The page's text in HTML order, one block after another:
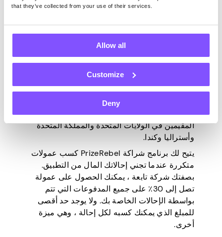
that they’ve collected from your use of their services.
Allow all
Customize
Deny
2. جائزة المتمردين
مكافآت مقابل آراء المستخدمين الصادقة حول
مواضيع مختلفة. في الأساس ، تقوم بإجراء
استطلاعات الرأي عبر الإنترنت وكسب النقاط
التي يمكنك استبدالها لاحقا ببطاقات الهدايا أو
النقود. التطبيق متاح لمستخدمي Android و iOS
المقيمين في الولايات المتحدة والمملكة المتحدة
وأستراليا وكندا.
يتيح لك برنامج شراكة PrizeRebel كسب عمولات
متكررة عندما تجني إحالاتك المال من التطبيق.
بصفتك شركة تابعة ، يمكنك الحصول على عمولة
تصل إلى 30٪ على جميع المدفوعات التي تتم
بواسطة الإحالات الخاصة بك. ولا يوجد حد أقصى
للمبلغ الذي يمكنك كسبه لكل إحالة ، وهي ميزة
أخرى.